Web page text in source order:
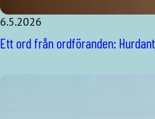
Ett ord från ordföranden:
6.5.2026